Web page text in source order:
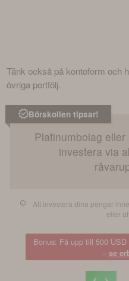
Tänk också på kontoform och
övriga portfölj.
Börskollen tipsar!
Platinumbolag
investera via
Att investera dina pengar
eller
Bonus: Få upp till 500
– se